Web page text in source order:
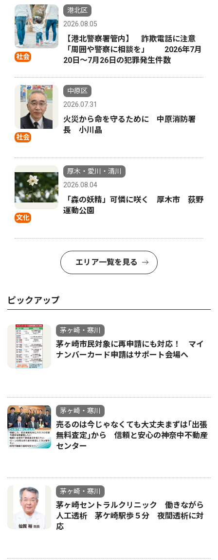
社会
港北区
2026.08.05
【港北警察署管内】 詐欺電話に注意
「周囲や警察に相談を」 2026年7月
20日〜7月26日の犯罪発生件数
社会
中原区
2026.07.31
火災から命を守るために 中原消防署
長 小川晶
文化
厚木・愛川・清川
2026.08.04
「森の妖精」可憐に咲く 厚木市 荻野
運動公園
エリア一覧を見る
ピックアップ
茅ヶ崎・寒川
茅ヶ崎市民対象に再申請にも対応！ マイ
ナンバーカード申請はサポート会場へ
茅ヶ崎・寒川
売るのは今じゃなくても大丈夫まずは｢出張
無料査定｣から 信頼と安心の神奈中不動産
センター
茅ヶ崎・寒川
茅ヶ崎セントラルクリニック 働きながら
人工透析 茅ケ崎駅歩５分 夜間透析に対
応